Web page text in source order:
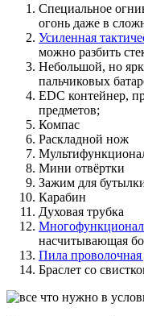
Специальное
огонь даже в
Усиленная
можно разбить
Небольшой, но
пальчиковых
EDC контейнер,
предметов;
Компас
Раскладной нож
Мини отвёртки
Зажим для
Карабин
Духовая трубка
насчитывающая
Пила
Браслет со